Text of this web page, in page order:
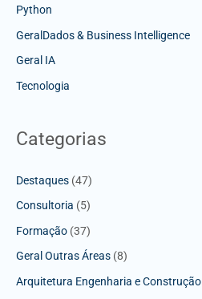
Python
GeralDados & Business Intelligence
Geral IA
Tecnologia
Categorias
Destaques (47)
Consultoria (5)
Formação (37)
Geral Outras Áreas (8)
Arquitetura Engenharia e Construção